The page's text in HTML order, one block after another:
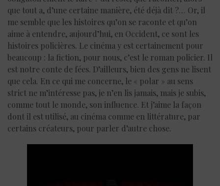
que tout a, d’une certaine manière, été déjà dit ?… Or, il
me semble que les histoires qu’on se raconte et qu’on
aime à entendre, aujourd’hui, en Occident, ce sont les
histoires policières. Le cinéma y est certainement pour
beaucoup : la fiction, pour nous, c’est le roman policier. Il
est notre conte de fées. D’ailleurs, bien des gens ne lisent
que cela. En ce qui me concerne, le « polar » au sens
strict ne m’intéresse pas, je n’en lis jamais, mais je subis,
comme tout le monde, son influence. Et j’aime la façon
dont il est utilisé, au cinéma comme en littérature, par
certains créateurs, pour parler d’autre chose.